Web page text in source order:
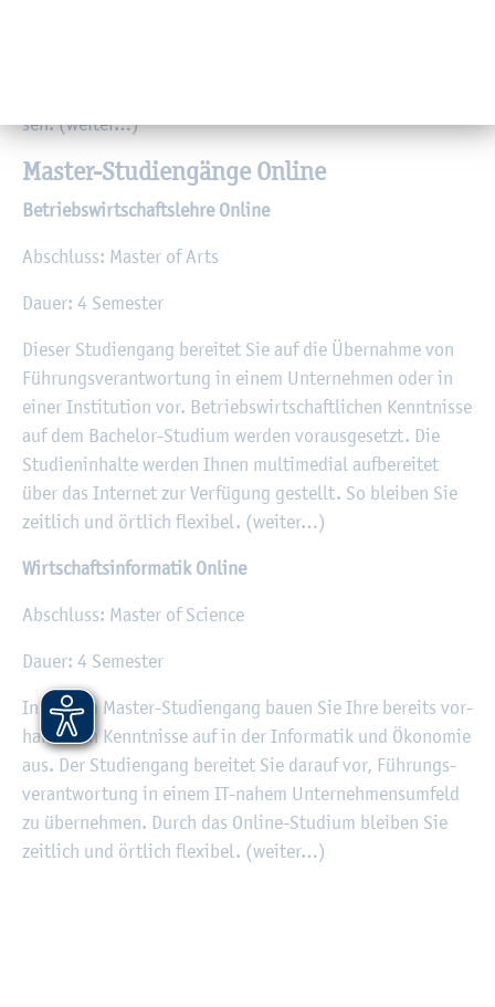
sen. (wei­ter…)
Mas­ter-Stu­di­en­gän­ge On­line
Be­triebs­wirt­schafts­leh­re On­line
Ab­schluss: Mas­ter of Arts
Dauer: 4 Se­mes­ter
Die­ser Stu­di­en­gang be­rei­tet Sie auf die Über­nah­me von
Füh­rungs­ver­ant­wor­tung in einem Un­ter­neh­men oder in
einer In­sti­tu­ti­on vor. Be­triebs­wirt­schaft­li­chen Kennt­nis­se
auf dem Ba­che­lor-Stu­di­um wer­den vor­aus­ge­setzt. Die
Stu­di­en­in­hal­te wer­den Ihnen mul­ti­me­di­al auf­be­rei­tet
über das In­ter­net zur Ver­fü­gung ge­stellt. So blei­ben Sie
zeit­lich und ört­lich fle­xi­bel. (wei­ter…)
Wirt­schafts­in­for­ma­tik On­line
Ab­schluss: Mas­ter of Sci­ence
Dauer: 4 Se­mes­ter
In die­sem Mas­ter-Stu­di­en­gang bauen Sie Ihre be­reits vor­
han­de­nen Kennt­nis­se auf in der In­for­ma­tik und Öko­no­mie
aus. Der Stu­di­en­gang be­rei­tet Sie dar­auf vor, Füh­rungs­
ver­ant­wor­tung in einem IT-nahem Un­ter­neh­men­s­um­feld
zu über­neh­men. Durch das On­line-Stu­di­um blei­ben Sie
zeit­lich und ört­lich fle­xi­bel. (wei­ter…)